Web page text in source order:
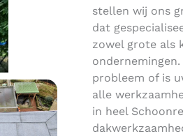
stellen wij ons
dat
zowel grote als
probleem of is
alle
in heel